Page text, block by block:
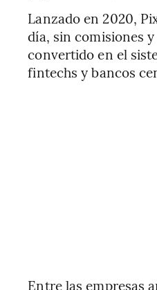
Lanzado en 2020,
día, sin comisiones
convertido en el
fintechs y bancos
Entre las empresas